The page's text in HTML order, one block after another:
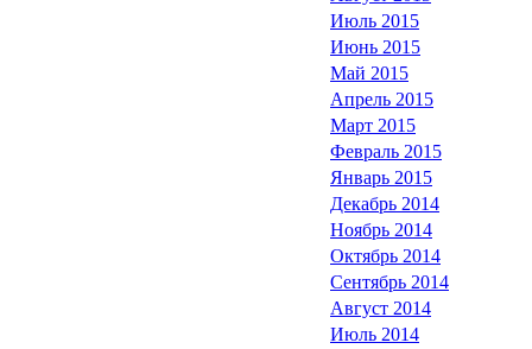
Июль 2015
Июнь 2015
Май 2015
Апрель 2015
Март 2015
Февраль 2015
Январь 2015
Декабрь 2014
Ноябрь 2014
Октябрь 2014
Сентябрь 2014
Август 2014
Июль 2014